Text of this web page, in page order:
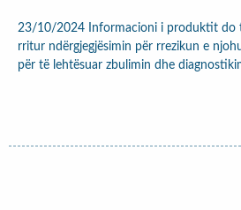
23/10/2024 Informacioni i produktit do
rritur ndërgjegjësimin për rrezikun e
për të lehtësuar zbulimin dhe